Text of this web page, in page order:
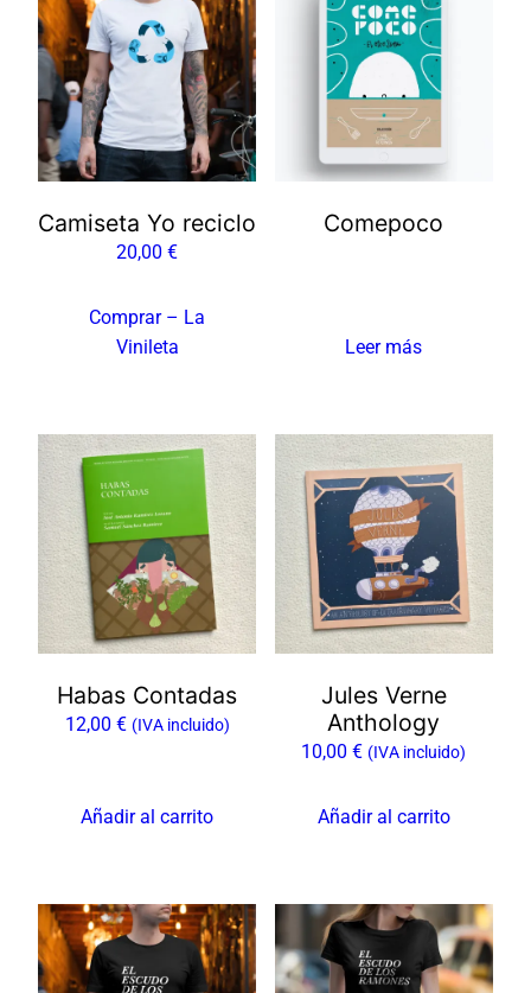
Camiseta Yo reciclo
20,00€
Comprar – La
Vinileta
Comepoco
Leer más
Habas Contadas
12,00 € (IVA incluido)
Añadir al carrito
Jules Verne
Anthology
10,00€ (IVA incluido)
Añadir al carrito
Este
producto
tiene
producto
tiene